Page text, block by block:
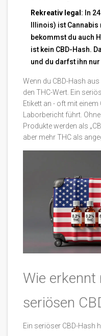
Rekreativ legal : In
Illinois) ist
bekommst du auch
ist kein CBD-Hash.
und du darfst ihn
Wenn du CBD-Hash
den THC-Wert. Ein
Etikett an - oft mit einem
Laborbericht führt.
Produkte werden als
aber mehr THC als
Wie erkennt
seriösen
Ein seriöser CBD-Hash